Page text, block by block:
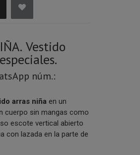
Vestido
núm.:
arras niña en un
cuerpo sin mangas como
escote vertical abierto
con lazada en la parte de